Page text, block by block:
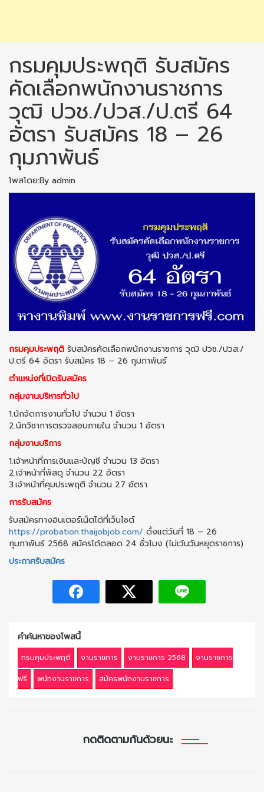
กรมคุมประพฤติ รับสมัคร
คัดเลือกพนักงานราชการ
วุฒิ ปวช./ปวส./ป.ตรี 64
อัตรา รับสมัคร 18 – 26
กุมภาพันธ์
โพสโดย:By admin
กรมคุมประพฤติ รับสมัครคัดเลือกพนักงานราชการ วุฒิ ปวช./ปวส./
ป.ตรี 64 อัตรา รับสมัคร 18 – 26 กุมภาพันธ์
ตำแหน่งที่เปิดรับสมัคร
กลุ่มงานบริหารทั่วไป
1.นักจัดการงานทั่วไป จำนวน 1 อัตรา
2.นักวิชาการตรวจสอบภายใน จำนวน 1 อัตรา
กลุ่มงานบริการ
1.เจ้าหน้าที่การเงินและบัญชี จำนวน 13 อัตรา
2.เจ้าหน้าที่พัสดุ จำนวน 22 อัตรา
3.เจ้าหน้าที่คุมประพฤติ จำนวน 27 อัตรา
การรับสมัคร
รับสมัครทางอินเตอร์เน็ตได้ที่เว็บไซต์
https://probation.thaijobjob.com/ ตั้งแต่วันที่ 18 – 26
กุมภาพันธ์ 2568 สมัครได้ตลอด 24 ชั่วโมง (ไม่เว้นวันหยุดราชการ)
ประกาศรับสมัคร
คำค้นหาของโพสนี้
กรมคุมประพฤติ งานราชการ งานราชการ 2568
งานราชการ
ฟรี
พนักงานราชการ สมัครพนักงานราชการ
กดติดตามกันด้วยนะ